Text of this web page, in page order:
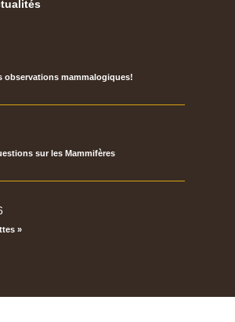
observations mammalogiques!
sur les Mammifères
»